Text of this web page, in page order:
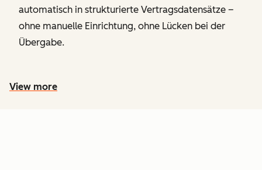
automatisch in strukturierte Vertragsdatensätze –
ohne manuelle Einrichtung, ohne Lücken bei der
Übergabe.
View more